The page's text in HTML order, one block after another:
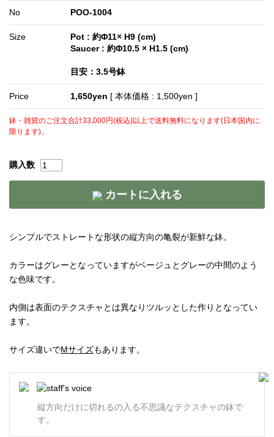
No POO-1004
Size
Pot : 約Φ11× H9 (cm)
Saucer : 約Φ10.5 × H1.5 (cm)
目安：3.5号鉢
Price 1,650yen [ 本体価格 : 1,500yen ]
鉢・雑貨のご注文合計33,000円(税込)以上で送料無料になります(日本国内に
限ります)。
購入数
カートに入れる
シンプルでストレートな形状の縦方向の亀裂が新鮮な鉢。
カラーはグレーとなっていますがベージュとグレーの中間のよう
な色味です。
内側は表面のテクスチャとは異なりツルッとした作りとなってい
ます。
サイズ違いでMサイズもあります。
縦方向だけに切れるの入る不思議なテクスチャの鉢で
す。